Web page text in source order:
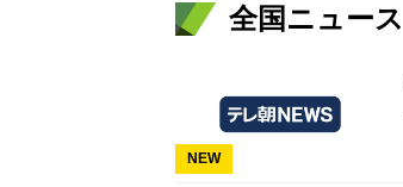
全国ニュー
NEW